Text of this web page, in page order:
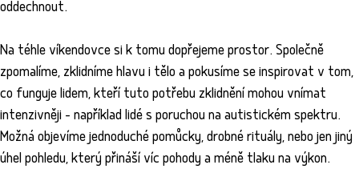
oddechnout.
Na téhle víkendovce si k tomu dopřejeme prostor. Společně
zpomalíme, zklidníme hlavu i tělo a pokusíme se inspirovat v tom,
co funguje lidem, kteří tuto potřebu zklidnění mohou vnímat
intenzivněji - například lidé s poruchou na autistickém spektru.
Možná objevíme jednoduché pomůcky, drobné rituály, nebo jen jiný
úhel pohledu, který přináší víc pohody a méně tlaku na výkon.